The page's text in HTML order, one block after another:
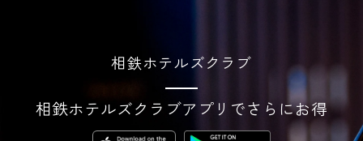
相鉄ホテルズクラブ
相鉄ホテルズクラブアプリでさらにお得